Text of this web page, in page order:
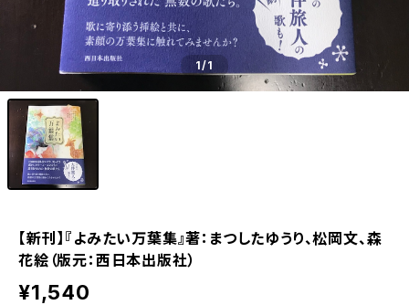
1/1
【新刊】『よみたい万葉集』著：まつしたゆうり、松岡文、森
花絵（版元：西日本出版社）
¥1,540